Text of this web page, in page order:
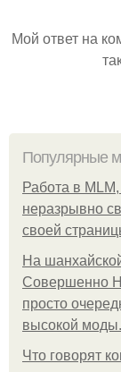
Мой ответ на
Популярные
Работа в
неразрывно
своей
На
Совершенно
просто
высокой моды.
Что говорят